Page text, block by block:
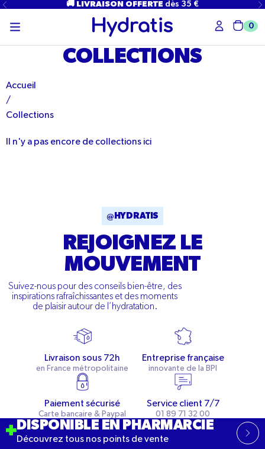
CONTENU
🚚 LIVRAISON OFFERTE dès 35 €
0
COLLECTIONS
Accueil
/
Collections
Il n'y a pas encore de collections ici
@HYDRATIS
REJOIGNEZ LE
MOUVEMENT
Suivez-nous pour des conseils bien-être, des
inspirations rafraîchissantes et des moments
de plaisir autour de l’hydratation.
Livraison sous 72h
en France métropolitaine
Entreprise française
innovante de la BPI
Paiement sécurisé
Carte bancaire & Paypal
Service client 7/7
01 89 71 32 00
DISPONIBLE EN PHARMARCIE
Découvrez tous nos points de vente